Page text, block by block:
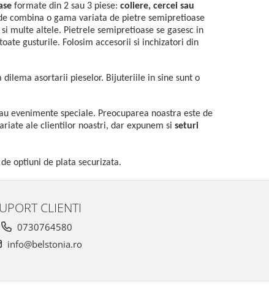
formate din 2 sau 3 piese: coliere, cercei sau
combina o gama variata de pietre semipretioase
si multe altele. Pietrele semipretioase se gasesc in
gusturile. Folosim accesorii si inchizatori din
asortarii pieselor. Bijuteriile in sine sunt o
evenimente speciale. Preocuparea noastra este de
ale clientilor noastri, dar expunem si seturi
optiuni de plata securizata.
CLIENTI
0730764580
info@belstonia.ro